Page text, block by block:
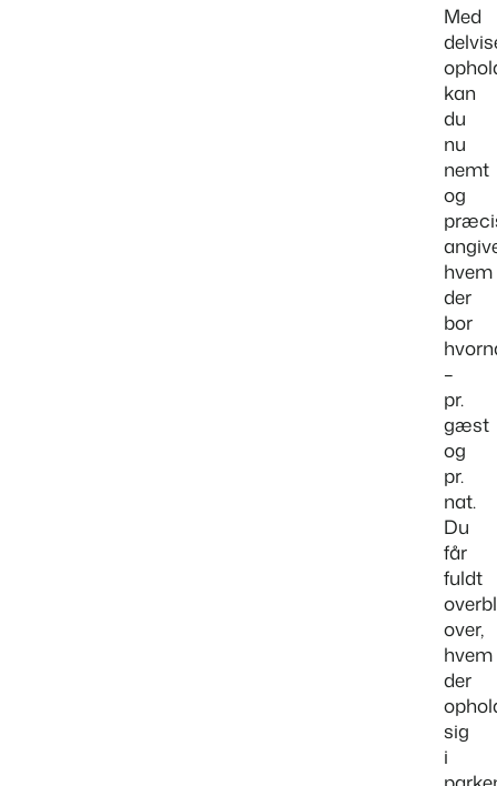
Med
kan
du
nu
nemt
og
hvem
der
bor
–
pr.
gæst
og
pr.
nat.
Du
får
fuldt
over,
hvem
der
sig
i